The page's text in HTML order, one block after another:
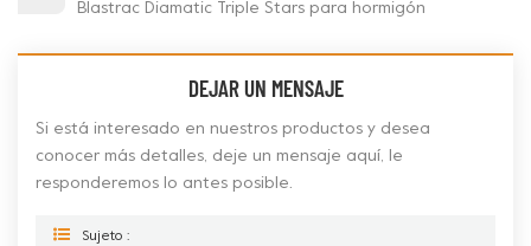
Blastrac Diamatic Triple Stars para hormigón
DEJAR UN MENSAJE
Si está interesado en nuestros productos y desea
conocer más detalles, deje un mensaje aquí, le
responderemos lo antes posible.
Sujeto :